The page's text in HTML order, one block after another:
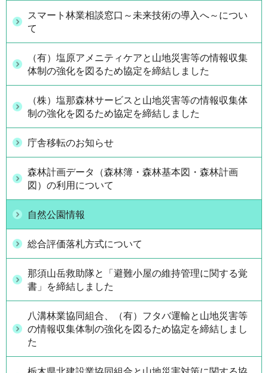
スマート林業相談窓口～未来技術の導入へ～につい
て
（有）塩原アメニティケアと山地災害等の情報収集
体制の強化を図るため協定を締結しました
（株）塩那森林サービスと山地災害等の情報収集体
制の強化を図るため協定を締結しました
庁舎移転のお知らせ
森林計画データ（森林簿・森林基本図・森林計画
図）の利用について
自然公園情報
総合評価落札方式について
那須山岳救助隊と「避難小屋の維持管理に関する覚
書」を締結しました
八溝林業協同組合、（有）フタバ運輸と山地災害等
の情報収集体制の強化を図るため協定を締結しまし
た